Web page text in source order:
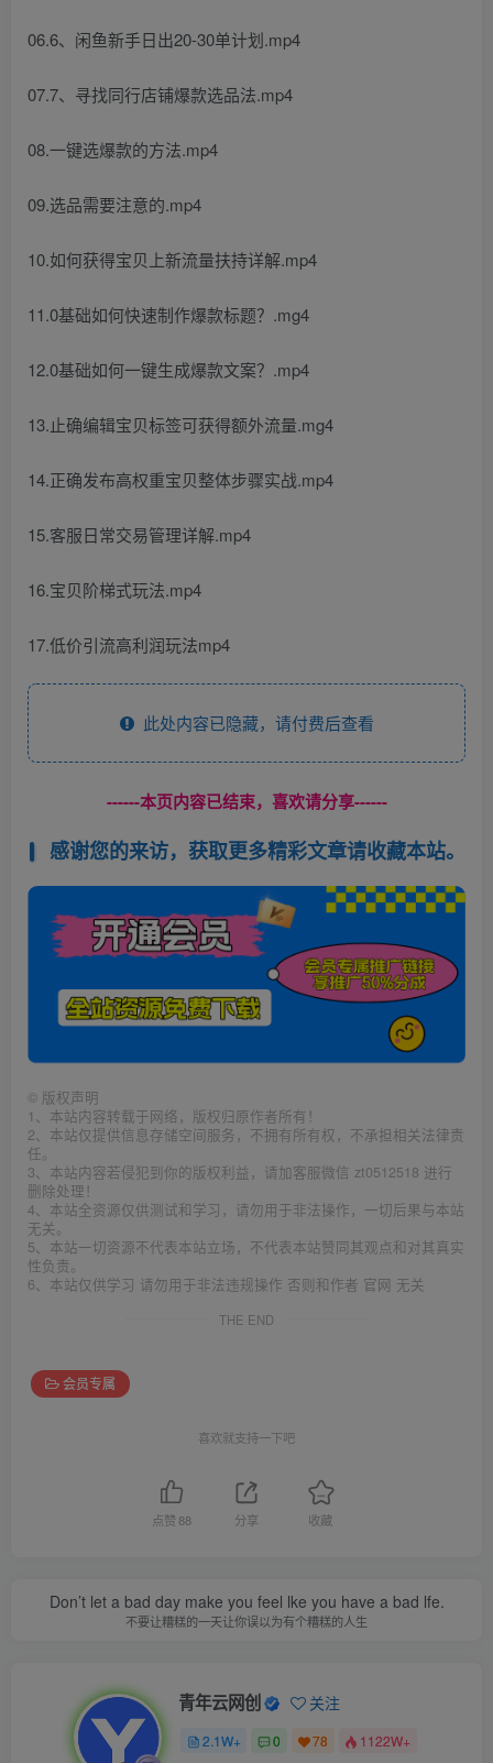
06.6、闲鱼新手日出20-30单计划.mp4
07.7、寻找同行店铺爆款选品法.mp4
08.一键选爆款的方法.mp4
09.选品需要注意的.mp4
10.如何获得宝贝上新流量扶持详解.mp4
11.0基础如何快速制作爆款标题？.mg4
12.0基础如何一键生成爆款文案？.mp4
13.止确编辑宝贝标签可获得额外流量.mg4
14.正确发布高权重宝贝整体步骤实战.mp4
15.客服日常交易管理详解.mp4
16.宝贝阶梯式玩法.mp4
17.低价引流高利润玩法mp4
此处内容已隐藏，请付费后查看
------本页内容已结束，喜欢请分享------
感谢您的来访，获取更多精彩文章请收藏本站。
© 版权声明
1、本站内容转载于网络，版权归原作者所有！
2、本站仅提供信息存储空间服务，不拥有所有权，不承担相关法律责
任。
3、本站内容若侵犯到你的版权利益，请加客服微信 zt0512518 进行
删除处理！
4、本站全资源仅供测试和学习，请勿用于非法操作，一切后果与本站
无关。
5、本站一切资源不代表本站立场，不代表本站赞同其观点和对其真实
性负责。
6、本站仅供学习 请勿用于非法违规操作 否则和作者 官网 无关
THE END
会员专属
喜欢就支持一下吧
点赞88 分享 收藏
Don’t let a bad day make you feel lke you have a bad lfe.
不要让糟糕的一天让你误以为有个糟糕的人生
青年云网创 关注
2.1W+ 0 78 1122W+